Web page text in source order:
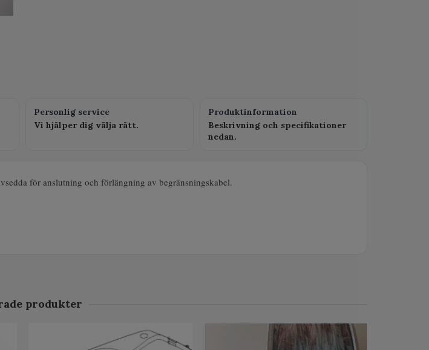
Personlig service
Vi hjälper dig välja rätt.
Produktinformation
Beskrivning och specifikationer
nedan.
för anslutning och förlängning av begränsningskabel.
produkter